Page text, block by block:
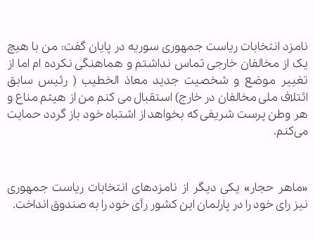
نامزد انتخابات ریاست جمهوری سوریه در پایان گفت: من با هیچ
یک از مخالفان خارجی تماس نداشتم و هماهنگی نکرده ام اما از
تغییر موضع و شخصیت جدید معاذ الخطیب ( رئیس سابق
ائتلاف ملی مخالفان در خارج) استقبال می کنم من از هیثم مناع و
هر وطن پرست شریفی که بخواهد از اشتباه خود باز گردد حمایت
می‌کنم.
«ماهر حجار» یکی دیگر از نامزدهای انتخابات ریاست جمهوری
نیز رای خود را در پارلمان این کشور رأی خود را به صندوق انداخت.